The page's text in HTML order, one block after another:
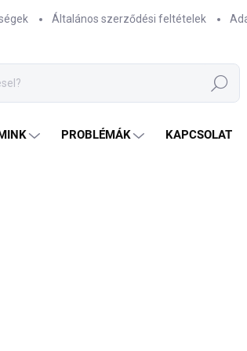
Általános szerződési feltételek
Keresés
PROBLÉMÁK KAPCSOLAT